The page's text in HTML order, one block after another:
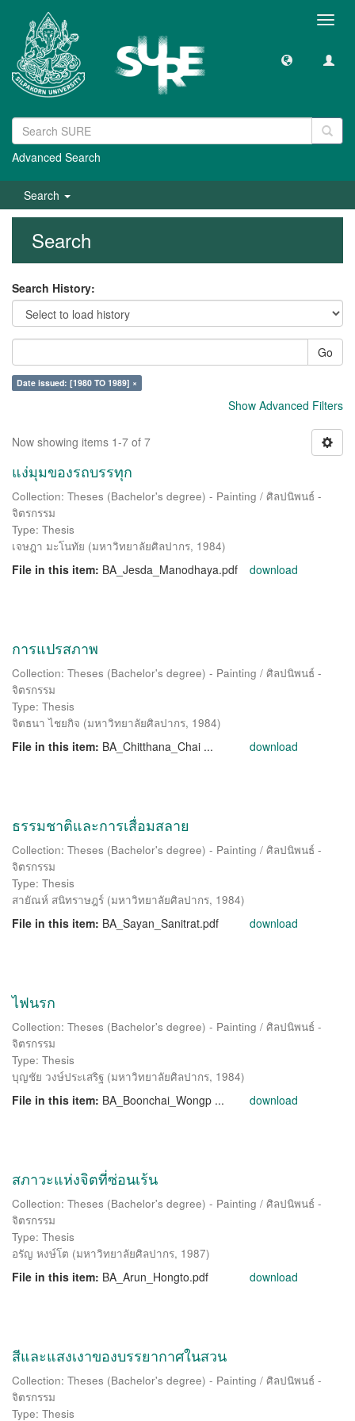
Advanced Search
Search
Search
Search History:
Go
Date issued: [1980 TO 1989] ×
Show Advanced Filters
Now showing items 1-7 of 7
แง่มุมของรถบรรทุก
Collection: Theses (Bachelor's degree) - Painting / ศิลปนิพนธ์ -
จิตรกรรม
Type: Thesis
เจษฎา มะโนทัย (มหาวิทยาลัยศิลปากร, 1984)
File in this item: BA_Jesda_Manodhaya.pdf download
การแปรสภาพ
Collection: Theses (Bachelor's degree) - Painting / ศิลปนิพนธ์ -
จิตรกรรม
Type: Thesis
จิตธนา ไชยกิจ (มหาวิทยาลัยศิลปากร, 1984)
File in this item: BA_Chitthana_Chai ... download
ธรรมชาติและการเสื่อมสลาย
Collection: Theses (Bachelor's degree) - Painting / ศิลปนิพนธ์ -
จิตรกรรม
Type: Thesis
สายัณห์ สนิทราษฎร์ (มหาวิทยาลัยศิลปากร, 1984)
File in this item: BA_Sayan_Sanitrat.pdf download
ไฟนรก
Collection: Theses (Bachelor's degree) - Painting / ศิลปนิพนธ์ -
จิตรกรรม
Type: Thesis
บุญชัย วงษ์ประเสริฐ (มหาวิทยาลัยศิลปากร, 1984)
File in this item: BA_Boonchai_Wongp ... download
สภาวะแห่งจิตที่ซ่อนเร้น
Collection: Theses (Bachelor's degree) - Painting / ศิลปนิพนธ์ -
จิตรกรรม
Type: Thesis
อรัญ หงษ์โต (มหาวิทยาลัยศิลปากร, 1987)
File in this item: BA_Arun_Hongto.pdf download
สีและแสงเงาของบรรยากาศในสวน
Collection: Theses (Bachelor's degree) - Painting / ศิลปนิพนธ์ -
จิตรกรรม
Type: Thesis